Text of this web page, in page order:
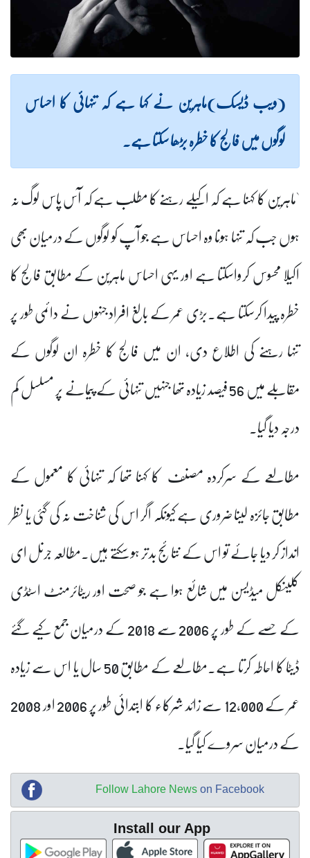
(ویب ڈیسک)ماہرین نے کہا ہے کہ تنہائی کا احساس
لوگوں میں فالج کا خطرہ بڑھا سکتا ہے۔
`ماہرین کا کہنا ہے کہ اکیلے رہنے کا مطلب ہے کہ آس پاس لوگ نہ
ہوں جب کہ تنہا ہونا وہ احساس ہے جو آپ کو لوگوں کے درمیان بھی
اکیلا محسوس کرواسکتا ہے اور یہی احساس ماہرین کے مطابق فالج کا
خطرہ پیدا کرسکتا ہے۔بڑی عمر کے بالغ افراد جنہوں نے دائمی طور پر
تنہا رہنے کی اطلاع دی، ان میں فالج کا خطرہ ان لوگوں کے
مقابلے میں 56 فیصد زیادہ تھا جنہیں تنہائی کے پیمانے پر مسلسل کم
درجہ دیا گیا۔
مطالعے کے سرکردہ مصنف کا کہنا تھا کہ تنہائی کا معمول کے
مطابق جائزہ لینا ضروری ہے کیونکہ اگر اس کی شناخت نہ کی گئی یا نظر
انداز کر دیا جائے تو اس کے نتائج بدتر ہو سکتے ہیں۔مطالعہ جرنل ای
کلینکل میڈیسن میں شائع ہوا ہے جو صحت اور ریٹائرمنٹ اسٹڈی
کے حصے کے طور پر 2006 سے 2018 کے درمیان جمع کیے گئے
ڈیٹا کا احاطہ کرتا ہے۔مطالعے کے مطابق 50 سال یا اس سے زیادہ
عمر کے 12,000 سے زائد شرکاء کا ابتدائی طور پر 2006 اور 2008
کے درمیان سروے کیا گیا۔
Follow Lahore News on Facebook
Install our App